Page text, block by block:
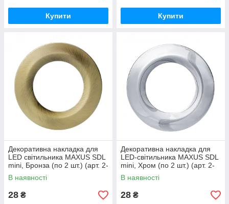
Купити Купити
Декоративна накладка для
LED світильника MAXUS SDL
mini, Бронза (по 2 шт.) (арт. 2-
CSDL-AB-1)
В наявності
28 ₴
Декоративна накладка для
LED-світильника MAXUS SDL
mini, Хром (по 2 шт.) (арт. 2-
CSDL-CH-1)
В наявності
28 ₴